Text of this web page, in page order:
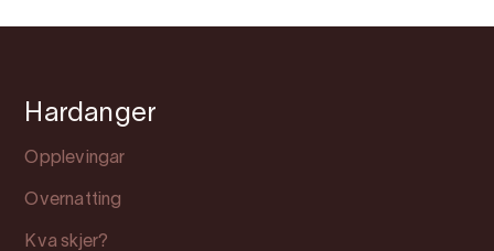
Hardanger
Opplevingar
Overnatting
Kva skjer?